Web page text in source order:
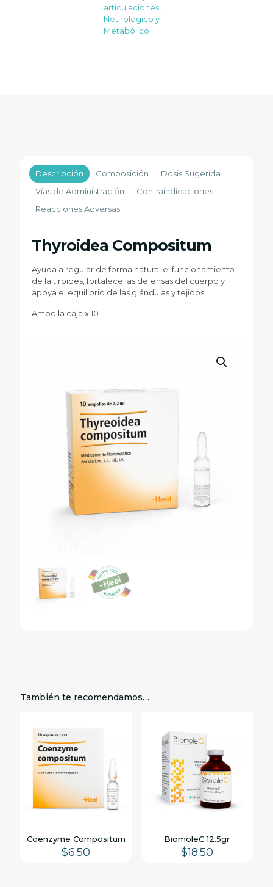
articulaciones
Neurológico y
Metabólico
Descripción Composición
Dosis Sugerida
Vías de Administración
Contraindicaciones
Reacciones Adversas
Thyroidea Compositum
Ayuda a regular de forma natural el funcionamiento
de la tiroides, fortalece las defensas del cuerpo y
apoya el equilibrio de las glándulas y tejidos.
Ampolla caja x 10
También te recomendamos…
Coenzyme Compositum
$6.50
BiomoleC 12.5gr
$18.50